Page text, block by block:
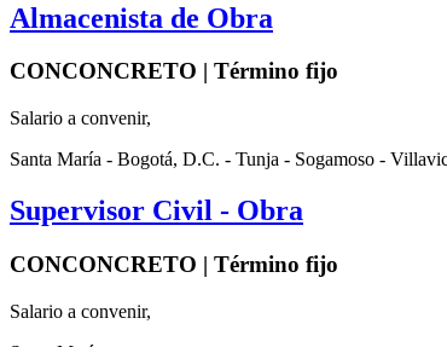
Almacenista de Obra
CONCONCRETO | Término fijo
Salario a convenir,
Santa María - Bogotá, D.C. - Tunja - Sogamoso -
Supervisor Civil - Obra
CONCONCRETO | Término fijo
Salario a convenir,